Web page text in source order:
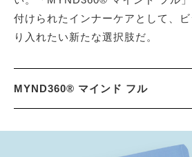
付けられたインナーケアとして、
り入れたい新たな選択肢だ。
MYND360® マインド フル